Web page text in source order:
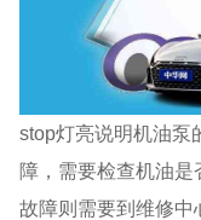
stop灯亮说明机油泵
障，需要检查机油
故障则需要到维修